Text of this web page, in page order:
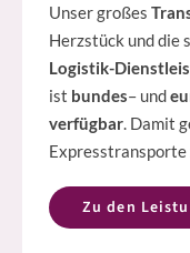
Unser großes
Herzstück und die
Logistik-
ist bundes– und
verfügbar. Damit
Expresstransporte
Zu den